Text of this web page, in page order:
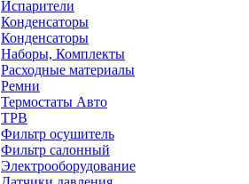
Испарители
Конденсаторы
Конденсаторы
Наборы, Комплекты
Расходные материалы
Ремни
Термостаты Авто
ТРВ
Фильтр осушитель
Фильтр салонный
Электрооборудование